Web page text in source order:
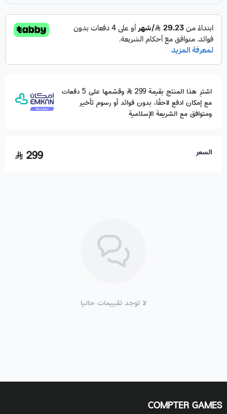
اشترِ هذا المنتج بقيمة 299
وقسّمها على 5 دفعات
مع إمكان ادفع لاحقًا، بدون فوائد أو رسوم تأخير
ومتوافق مع الشريعة الإسلامية
السعر 299
لا توجد تقييمات حاليا
COMPTER GAMES